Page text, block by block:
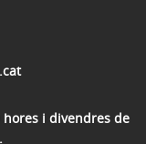
i divendres de